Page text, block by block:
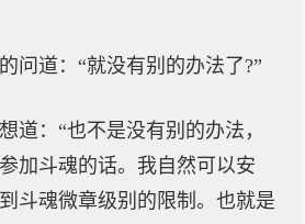
问道：“就没有别的办法了?”
道：“也不是没有别的办法，
加斗魂的话。我自然可以安
斗魂微章级别的限制。也就是